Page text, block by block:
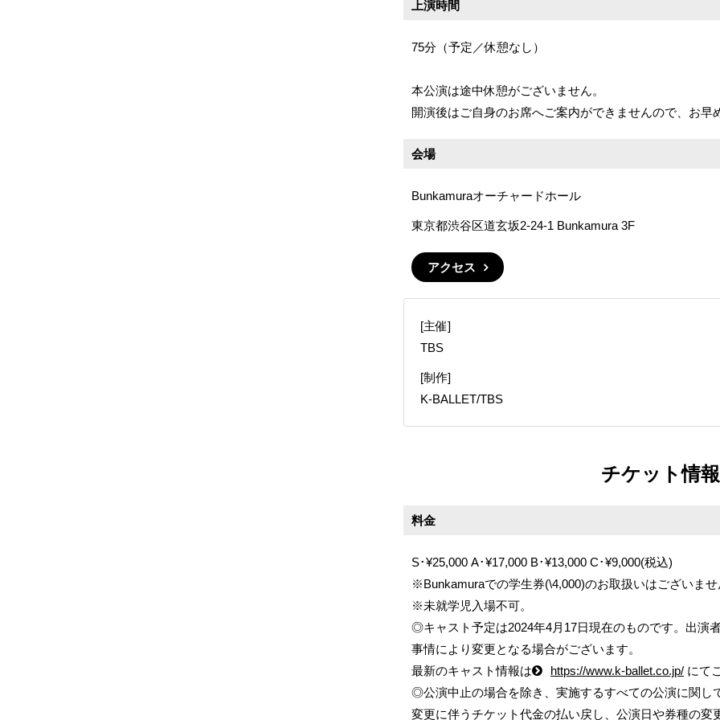
上演時間
75分（予定／休憩なし）
本公演は途中休憩がございません。
開演後はご自身のお席へご案内ができませんので、お早
会場
Bunkamuraオーチャードホール
東京都渋谷区道玄坂2-24-1 Bunkamura 3F
アクセス
[主催]
TBS
[制作]
K-BALLET/TBS
チケット情報
料金
S･¥25,000 A･¥17,000 B･¥13,000 C･¥9,000(税込)
※Bunkamuraでの学生券(\4,000)のお取扱いはございませ
※未就学児入場不可。
◎キャスト予定は2024年4月17日現在のものです。出演
事情により変更となる場合がございます。
最新のキャスト情報は
https://www.k-ballet.co.jp/ にて
◎公演中止の場合を除き、実施するすべての公演に関し
変更に伴うチケット代金の払い戻し、公演日や券種の変